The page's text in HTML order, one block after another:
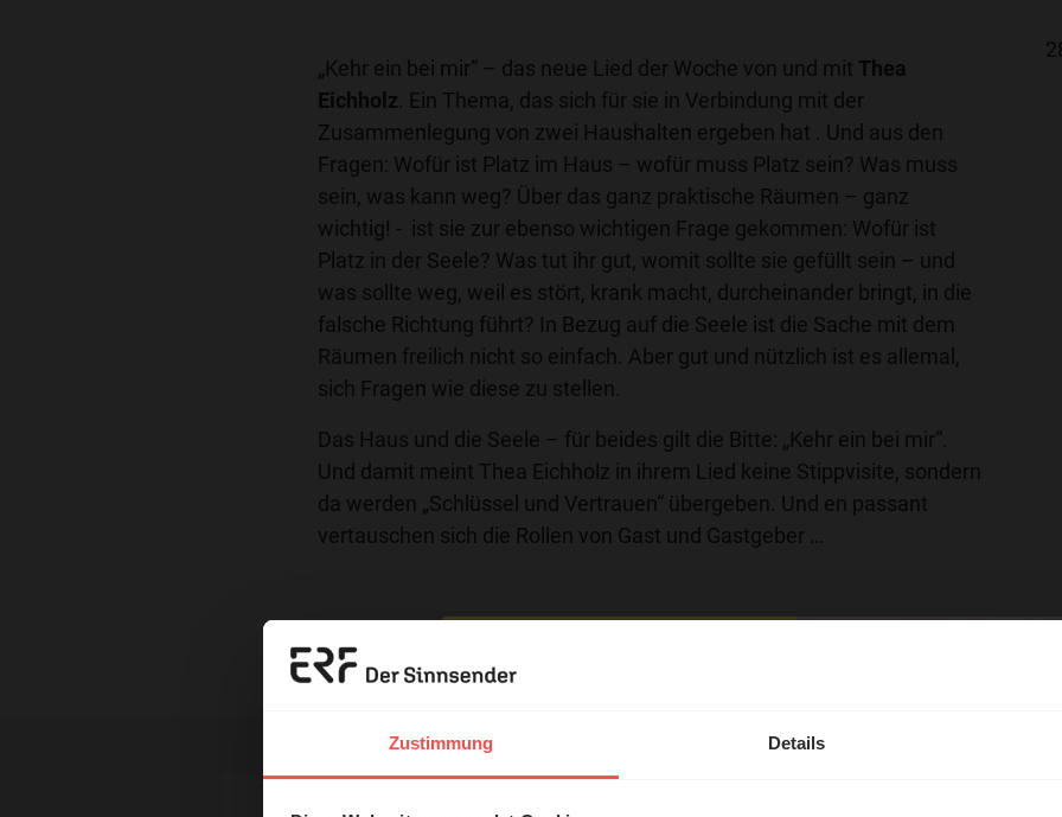
Zustimmung Details
„Kehr ein bei mir“ – das neue Lied der Woche von und mit Thea
Eichholz . Ein Thema, das sich für sie in Verbindung mit der
Zusammenlegung von zwei Haushalten ergeben hat . Und aus den
Fragen: Wofür ist Platz im Haus – wofür muss Platz sein? Was muss
sein, was kann weg? Über das ganz praktische Räumen – ganz
wichtig! - ist sie zur ebenso wichtigen Frage gekommen: Wofür ist
Platz in der Seele? Was tut ihr gut, womit sollte sie gefüllt sein – und
was sollte weg, weil es stört, krank macht, durcheinander bringt, in die
falsche Richtung führt? In Bezug auf die Seele ist die Sache mit dem
Räumen freilich nicht so einfach. Aber gut und nützlich ist es allemal,
sich Fragen wie diese zu stellen.
Das Haus und die Seele – für beides gilt die Bitte: „Kehr ein bei mir“.
Und damit meint Thea Eichholz in ihrem Lied keine Stippvisite, sondern
da werden „Schlüssel und Vertrauen“ übergeben. Und en passant
vertauschen sich die Rollen von Gast und Gastgeber …
Nutzungsrechte
Erzähl mal!
Das erleben unsere Hörerinnen
und Hörer mit Gott ...